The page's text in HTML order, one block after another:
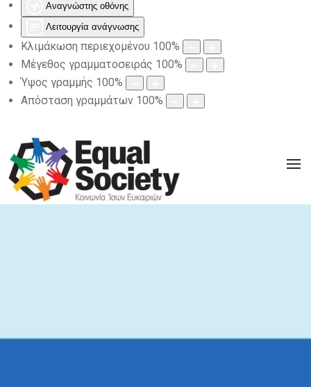
Αναγνώστης οθόνης
Λειτουργία ανάγνωσης
Κλιμάκωση περιεχομένου 100%
Μέγεθος γραμματοσειράς 100%
Ύψος γραμμής 100%
Απόσταση γραμμάτων 100%